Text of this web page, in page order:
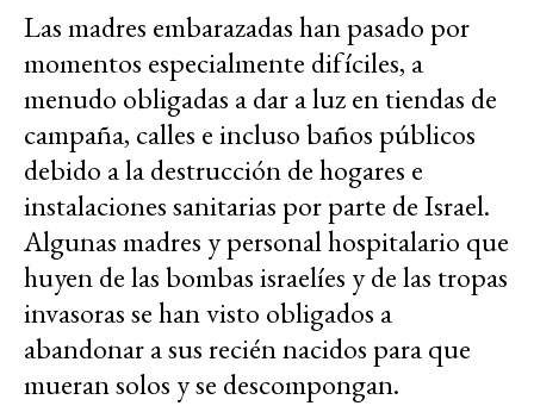
Las madres embarazadas han pasado por
momentos especialmente difíciles, a
menudo obligadas a dar a luz en tiendas de
campaña, calles e incluso baños públicos
debido a la destrucción de hogares e
instalaciones sanitarias por parte de Israel.
Algunas madres y personal hospitalario que
huyen de las bombas israelíes y de las tropas
invasoras se han visto obligados a
abandonar a sus recién nacidos para que
mueran solos y se descompongan.